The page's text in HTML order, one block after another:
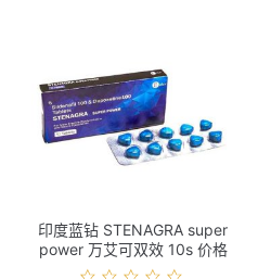
印度蓝钻 STENAGRA super
power 万艾可双效 10s 价格